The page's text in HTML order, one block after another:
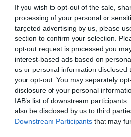
If you wish to opt-out of the sale,
processing of your personal or
targeted advertising by us, please
section to confirm your selection.
opt-out request is processed you
interest-based ads based on
us or personal information disclosed
your opt-out. You may separately
disclosure of your personal
IAB’s list of downstream
also be disclosed by us to third
Downstream Participants that may